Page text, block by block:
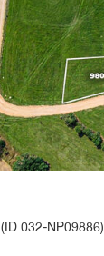
(ID 032-NP09886)